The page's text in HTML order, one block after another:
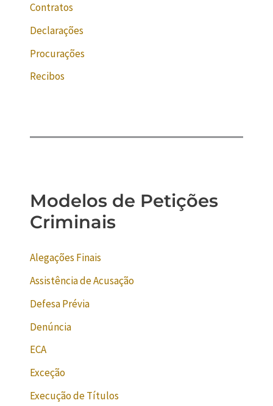
Contratos
Declarações
Procurações
Recibos
Modelos de Petições
Criminais
Alegações Finais
Assistência de Acusação
Defesa Prévia
Denúncia
ECA
Exceção
Execução de Títulos